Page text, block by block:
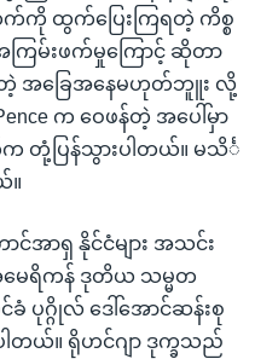
က်ကို ထွက်ပြေးကြရတဲ့ ကိစ္စ
ြမ်းဖက်မှုကြောင့် ဆိုတာ
တဲ့ အခြေအနေမဟုတ်ဘူူး လို့
က ဝေဖန်တဲ့ အပေါ်မှာ
တုံ့ပြန်သွားပါတယ်။ မသိင်္
။
င်အာရှ နိုင်ငံများ အသင်း
မေရိကန် ဒုတိယ သမ္မတ
ခံ ပုဂ္ဂိုလ် ဒေါ်အောင်ဆန်းစု
တယ်။ ရိုဟင်ဂျာ ဒုက္ခသည်